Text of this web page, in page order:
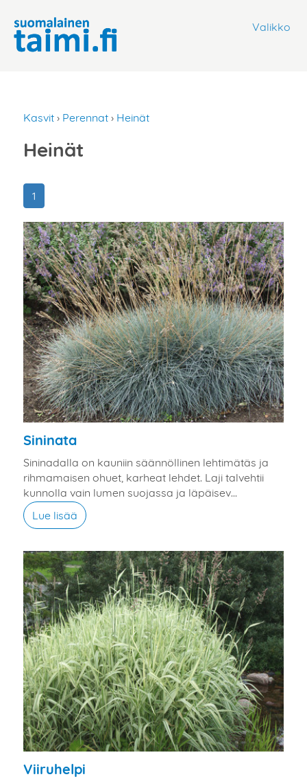
Valikko
Kasvit › Perennat › Heinät
Heinät
1
Sininata
Sininadalla on kauniin säännöllinen lehtimätäs ja
rihmamaisen ohuet, karheat lehdet. Laji talvehtii
kunnolla vain lumen suojassa ja läpäisev...
Lue lisää
Viiruhelpi